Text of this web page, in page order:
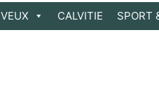
CALVITIE SPORT